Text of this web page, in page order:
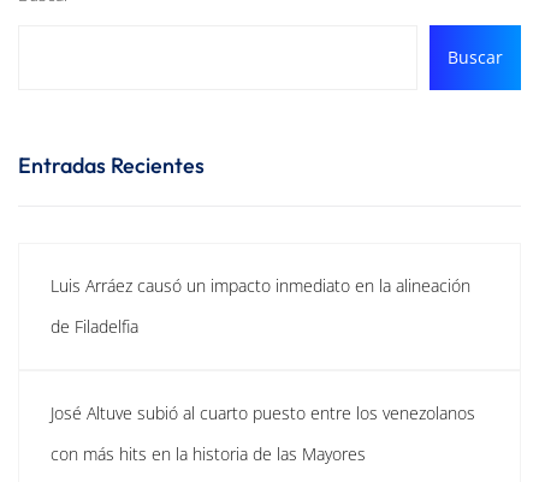
Buscar
Entradas Recientes
Luis Arráez causó un impacto inmediato en la alineación
de Filadelfia
José Altuve subió al cuarto puesto entre los venezolanos
con más hits en la historia de las Mayores